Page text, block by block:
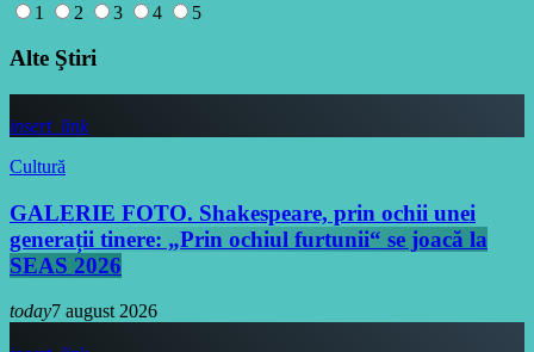
1
2 3 4 5
Alte Ştiri
insert_link
Cultură
GALERIE FOTO. Shakespeare, prin ochii unei
generații tinere: „Prin ochiul furtunii“ se joacă la
SEAS 2026
today7 august 2026